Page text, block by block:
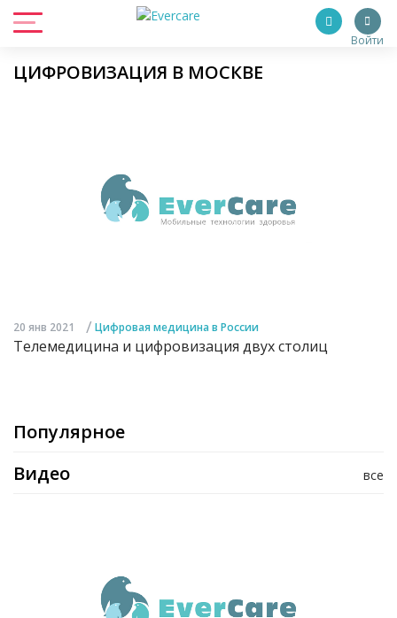
Войти
ЦИФРОВИЗАЦИЯ В МОСКВЕ
20 янв 2021 / Цифровая медицина в России
Телемедицина и цифровизация двух столиц
Популярное
все
Видео